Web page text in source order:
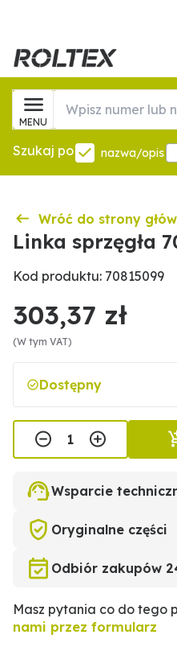
MENU
Szukaj po nazwa/opis
Wróć do strony
Linka sprzęgła
Kod produktu: 70815099
303,37 zł
(W tym VAT)
Dostępny
Wsparcie
Oryginalne części
Odbiór zakupów
Masz pytania co do tego
nami przez formularz